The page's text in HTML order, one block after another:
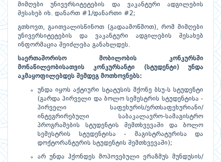
მიმღები უნივერსიტეტების და ვაკანტური ადგილების
შესახებ იხ. დანართ #1/დანართი #2;
გთხოვთ, გაითვალისწინოთ (გადაამოწმოთ), რომ მიმღები
უნივერსიტეტების და ვაკანტური ადგილების შესახებ
ინფორმაცია შეიძლება განახლდეს.
საერთაშორისო მობილობის კონკურსში
მონაწილეობისათვის კონკურსანტი (სტუდენტი) უნდა
აკმაყოფილებდეს შემდეგ მოთხოვნებს:
უნდა იყოს აქტიური სტატუსის მქონე ბსუ-ს სტუდენტი
(გარდა პირველი და ბოლო სემესტრის სტუდენტისა -
პირველი საფეხურის/ერთსაფეხურიანი/
ინტეგრირებული საბაკალავრო-სამაგისტრო
პროგრამების სტუდენტის შემთხვევაში და ბოლო
სემესტრის სტუდენტისა - მაგისტრატურისა და
დოქტორანტურის სტუდენტის შემთხვევაში);
არ უნდა ჰქონდეს მოპოვებული ერაზმუს მუნდუსის/